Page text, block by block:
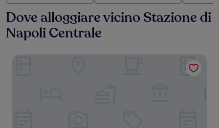
Dove alloggiare vicino Stazione di
Napoli Centrale